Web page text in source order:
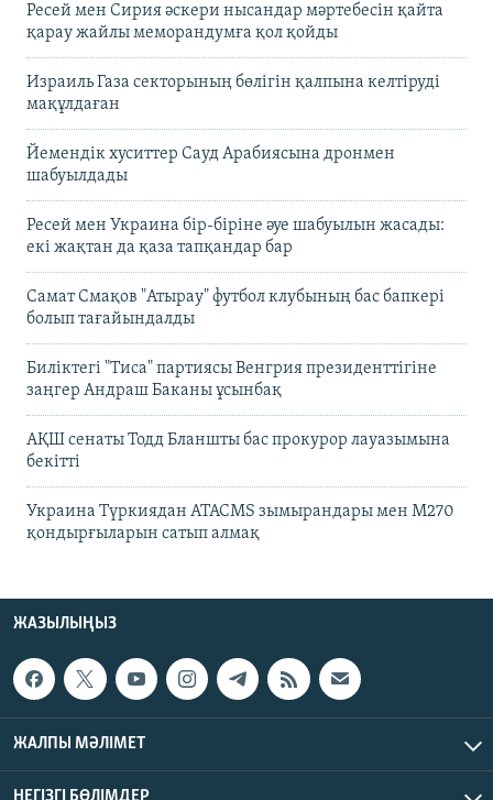
Ресей мен Сирия әскери нысандар мәртебесін қайта
қарау жайлы меморандумға қол қойды
Израиль Газа секторының бөлігін қалпына келтіруді
мақұлдаған
Йемендік хуситтер Сауд Арабиясына дронмен
шабуылдады
Ресей мен Украина бір-біріне әуе шабуылын жасады:
екі жақтан да қаза тапқандар бар
Самат Смақов "Атырау" футбол клубының бас бапкері
болып тағайындалды
Биліктегі "Тиса" партиясы Венгрия президенттігіне
заңгер Андраш Баканы ұсынбақ
АҚШ сенаты Тодд Бланшты бас прокурор лауазымына
бекітті
Украина Түркиядан ATACMS зымырандары мен M270
қондырғыларын сатып алмақ
ЖАЗЫЛЫҢЫЗ
ЖАЛПЫ МӘЛІМЕТ